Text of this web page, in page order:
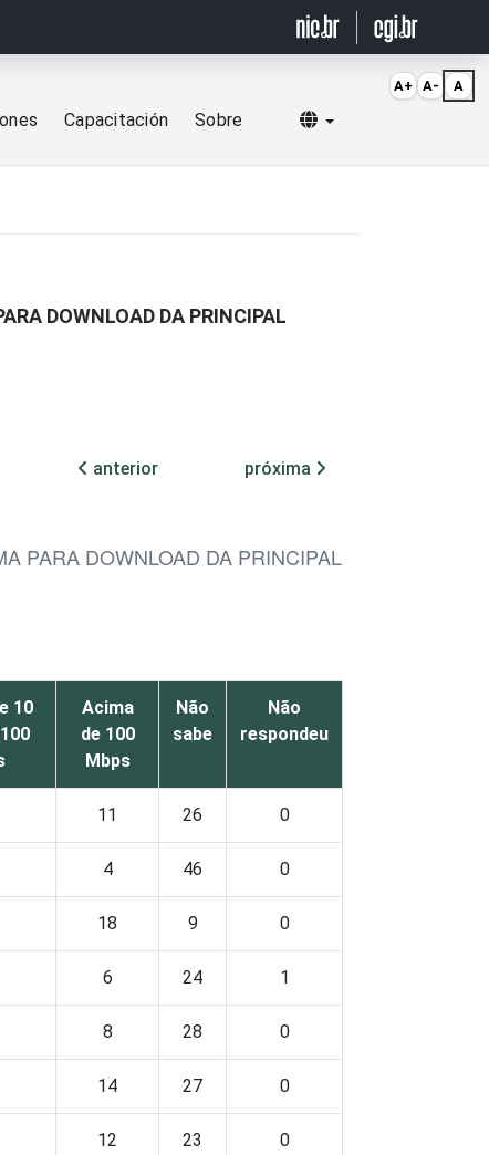
Capacitación Sobre Selecionar idioma
DOWNLOAD DA PRINCIPAL
anterior
próxima
PARA DOWNLOAD DA PRINCIPAL
10
Acima
de 100
Mbps
Não
sabe
Não
respondeu
11 26 0
4 46 0
18 9 0
6 24 1
8 28 0
14 27 0
12 23 0
A+ A- A